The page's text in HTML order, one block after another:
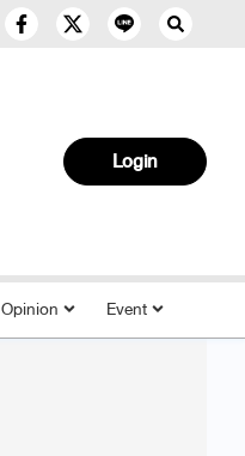
Login
Opinion Event